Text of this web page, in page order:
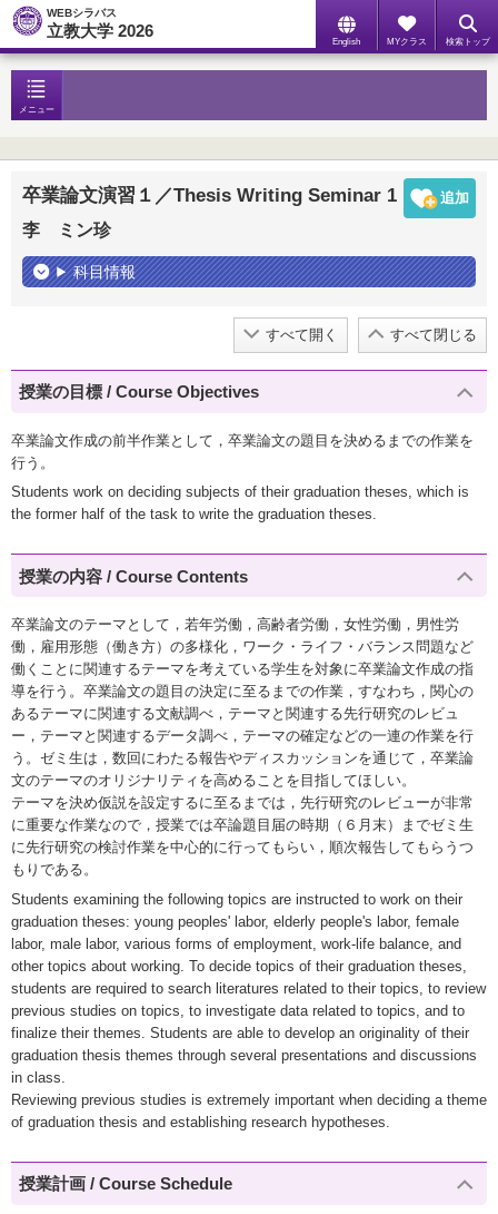
WEBシラバス
立教大学 2026
English MYクラス 検索トップ
メニュー
卒業論文演習１／Thesis Writing Seminar 1
李 ミン珍
科目情報
すべて開く すべて閉じる
授業の目標 / Course Objectives
卒業論文作成の前半作業として，卒業論文の題目を決めるまでの作業を
行う。
Students work on deciding subjects of their graduation theses, which is
the former half of the task to write the graduation theses.
授業の内容 / Course Contents
卒業論文のテーマとして，若年労働，高齢者労働，女性労働，男性労
働，雇用形態（働き方）の多様化，ワーク・ライフ・バランス問題など
働くことに関連するテーマを考えている学生を対象に卒業論文作成の指
導を行う。卒業論文の題目の決定に至るまでの作業，すなわち，関心の
あるテーマに関連する文献調べ，テーマと関連する先行研究のレビュ
ー，テーマと関連するデータ調べ，テーマの確定などの一連の作業を行
う。ゼミ生は，数回にわたる報告やディスカッションを通じて，卒業論
文のテーマのオリジナリティを高めることを目指してほしい。
テーマを決め仮説を設定するに至るまでは，先行研究のレビューが非常
に重要な作業なので，授業では卒論題目届の時期（６月末）までゼミ生
に先行研究の検討作業を中心的に行ってもらい，順次報告してもらうつ
もりである。
Students examining the following topics are instructed to work on their
graduation theses: young peoples' labor, elderly people's labor, female
labor, male labor, various forms of employment, work-life balance, and
other topics about working. To decide topics of their graduation theses,
students are required to search literatures related to their topics, to review
previous studies on topics, to investigate data related to topics, and to
finalize their themes. Students are able to develop an originality of their
graduation thesis themes through several presentations and discussions
in class.
Reviewing previous studies is extremely important when deciding a theme
of graduation thesis and establishing research hypotheses.
授業計画 / Course Schedule